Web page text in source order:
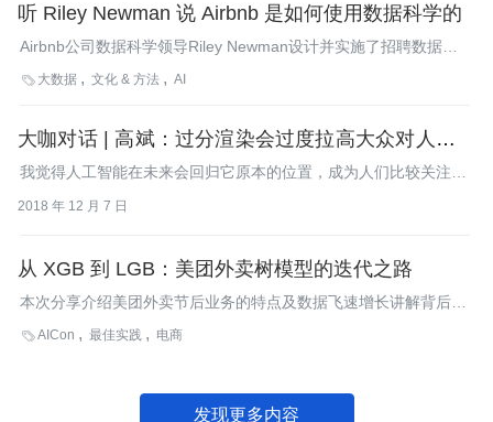
听 Riley Newman 说 Airbnb 是如何使用数据科学的
Airbnb公司数据科学领导Riley Newman设计并实施了招聘数据人
才完全不同的方法，他持续不断的改进他的数据人才招聘流程。且
来听听他的数据科学理解和招人绝招！
 大数据 文化 & 方法 AI
大咖对话 | 高斌：过分渲染会过度拉高大众对人工智
能的期望
我觉得人工智能在未来会回归它原本的位置，成为人们比较关注的
2018 年 12 月 7 日
从 XGB 到 LGB：美团外卖树模型的迭代之路
本次分享介绍美团外卖节后业务的特点及数据飞速增长讲解背后树
模型迭代过程。
AICon 最佳实践 电商
发现更多内容